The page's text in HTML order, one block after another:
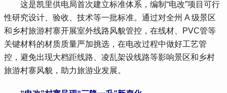
这是凯里供电局首次建立标准体系，编制“电改”项目可行
性研究设计、验收、技术等一批标准。通过对全州 A 级景区
和乡村旅游村寨开展室外线路风貌管控，在线材、PVC管等
关键材料的材质质量严加挑选，在电改过程中做好工艺管
控，避免出现大档距线路、凌乱架设线路等影响景区和乡村
旅游村寨风貌，助力旅游业发展。